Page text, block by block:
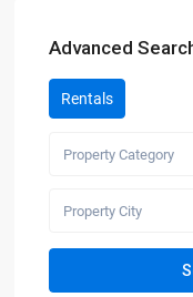
Advanced
Rentals
Property Category
Property City